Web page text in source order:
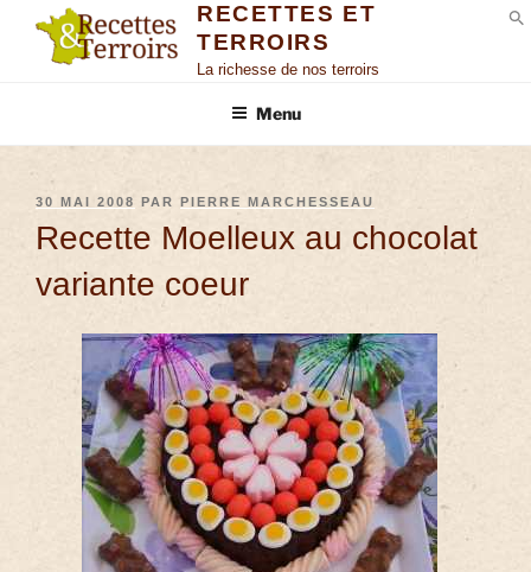
RECETTES ET
TERROIRS
La richesse de nos terroirs
Menu
30 MAI 2008 PAR PIERRE MARCHESSEAU
Recette Moelleux au chocolat
variante coeur